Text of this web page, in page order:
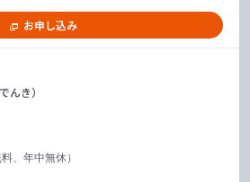
お申し込み
んき）
、年中無休）